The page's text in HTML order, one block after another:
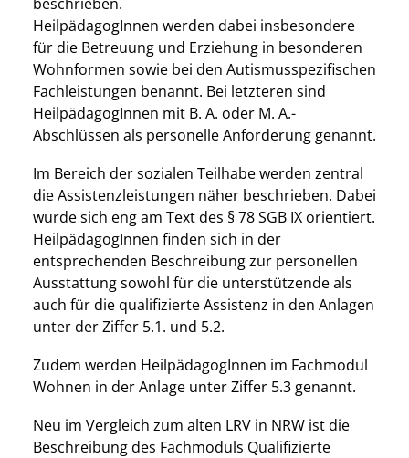
HeilpädagogInnen werden dabei insbesondere
für die Betreuung und Erziehung in besonderen
Wohnformen sowie bei den Autismusspezifischen
Fachleistungen benannt. Bei letzteren sind
HeilpädagogInnen mit B. A. oder M. A.-
Abschlüssen als personelle Anforderung genannt.
Im Bereich der sozialen Teilhabe werden zentral
die Assistenzleistungen näher beschrieben. Dabei
wurde sich eng am Text des § 78 SGB IX orientiert.
HeilpädagogInnen finden sich in der
entsprechenden Beschreibung zur personellen
Ausstattung sowohl für die unterstützende als
auch für die qualifizierte Assistenz in den Anlagen
unter der Ziffer 5.1. und 5.2.
Zudem werden HeilpädagogInnen im Fachmodul
Wohnen in der Anlage unter Ziffer 5.3 genannt.
Neu im Vergleich zum alten LRV in NRW ist die
Beschreibung des Fachmoduls Qualifizierte